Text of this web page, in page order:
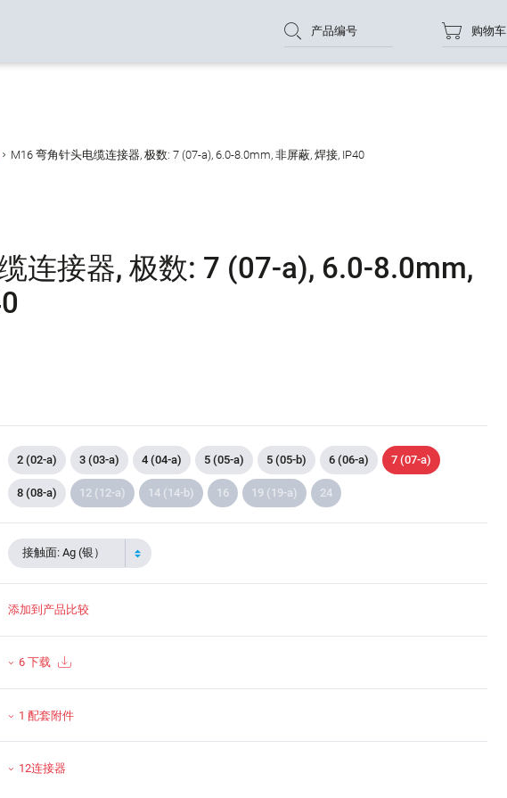
产品编号 购物车
M16 弯角针头电缆连接器, 极数: 7 (07-a), 6.0-8.0mm, 非屏蔽, 焊接, IP40
连接器, 极数: 7 (07-a), 6.0-8.0mm,
2 (02-a) 3 (03-a) 4 (04-a) 5 (05-a) 5 (05-b) 6 (06-a) 7 (07-a)
8 (08-a) 12 (12-a) 14 (14-b) 16 19 (19-a) 24
接触面: Ag (银）
添加到产品比较
6 下载
1 配套附件
12连接器